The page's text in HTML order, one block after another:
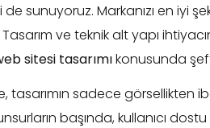
de sunuyoruz. Markanızı en iyi
ve teknik alt yapı
sitesi tasarımıkonusunda
tasarımın sadece görsellikten
başında, kullanıcı